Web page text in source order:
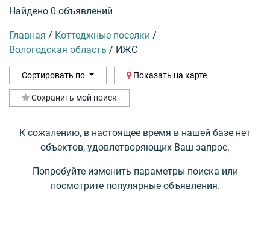
Найдено 0 объявлений
Главная / Коттеджные поселки /
Вологодская область / ИЖС
Сортировать по Показать на карте
Сохранить мой поиск
К сожалению, в настоящее время в нашей базе нет
объектов, удовлетворяющих Ваш запрос.
Попробуйте изменить параметры поиска или
посмотрите популярные объявления.